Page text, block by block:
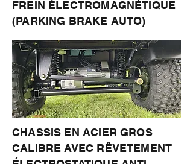
FREIN ÉLECTROMAGNÉTIQUE
(PARKING BRAKE AUTO)
CHASSIS EN ACIER GROS
CALIBRE AVEC RÊVETEMENT